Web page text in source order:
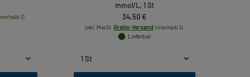
D.
mmol/L, 1 St
34,50 €
inkl. MwSt. Gratis-Versand innerhalb D.
Lieferbar